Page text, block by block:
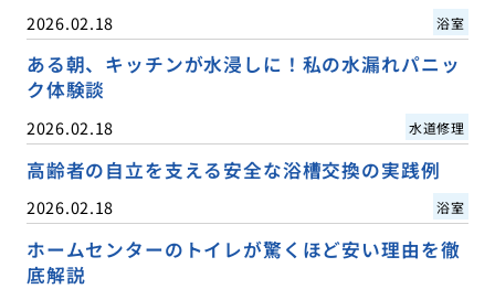
2026.02.18 浴室
ある朝、キッチンが水浸しに！私の水漏れパニッ
ク体験談
2026.02.18 水道修理
高齢者の自立を支える安全な浴槽交換の実践例
2026.02.18 浴室
ホームセンターのトイレが驚くほど安い理由を徹
底解説